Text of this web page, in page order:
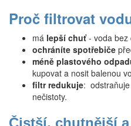
Proč filtrovat
má lepší chuť- voda bez
ochráníte spotřebiče
méně plastového
kupovat a nosit balenou
filtr redukuje:
nečistoty.